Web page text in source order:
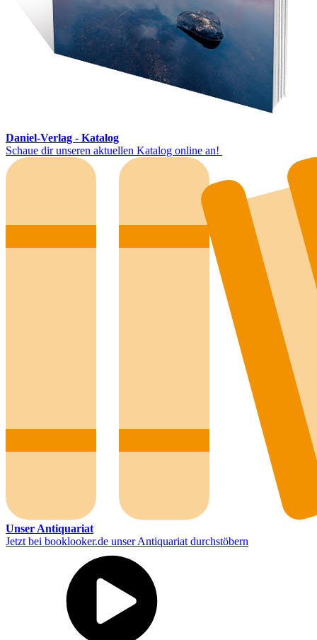
Daniel-Verlag - Katalog
Schaue dir unseren aktuellen Katalog online an!
Unser Antiquariat
Jetzt bei booklooker.de unser Antiquariat durchstöbern